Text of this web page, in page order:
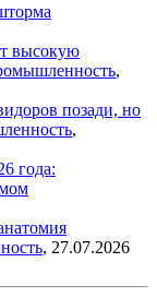
высокую
,
позади, но
,
года:
, 27.07.2026